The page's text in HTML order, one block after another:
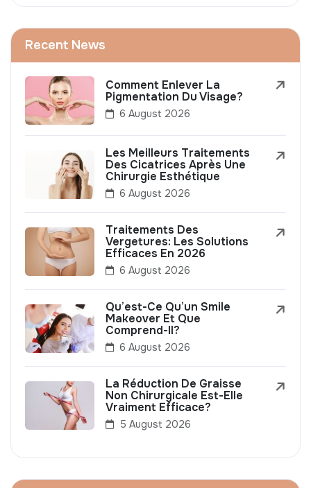
Recent News
Comment Enlever La
Pigmentation Du Visage?
6 August 2026
Les Meilleurs Traitements
Des Cicatrices Après Une
Chirurgie Esthétique
6 August 2026
Traitements Des
Vergetures: Les Solutions
Efficaces En 2026
6 August 2026
Qu’est-Ce Qu’un Smile
Makeover Et Que
Comprend-Il?
6 August 2026
La Réduction De Graisse
Non Chirurgicale Est-Elle
Vraiment Efficace?
5 August 2026